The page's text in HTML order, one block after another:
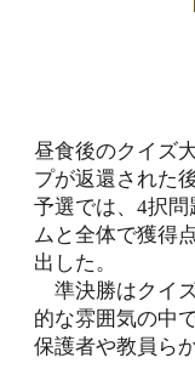
昼食後のクイズ
プが返還された
予選では、4択
ムと全体で獲得
出した。
準決勝はクイ
的な雰囲気の中
保護者や教員ら